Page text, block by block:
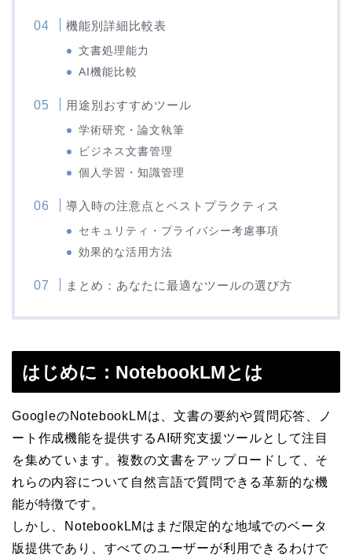
機能別詳細比較表
文書処理能力
AI機能比較
用途別おすすめツール
学術研究・論文執筆
ビジネス文書管理
個人学習・知識管理
導入時の注意点とベストプラクティス
セキュリティ・プライバシー考慮事項
効果的な活用方法
まとめ：あなたに最適なツールの選び方
はじめに：NotebookLMとは
GoogleのNotebookLMは、文書の要約や質問応答、ノ
ート作成機能を提供するAI研究支援ツールとして注目
を集めています。複数の文書をアップロードして、そ
れらの内容について自然言語で質問できる革新的な機
能が特徴です。
しかし、NotebookLMはまだ限定的な地域でのベータ
版提供であり、すべてのユーザーが利用できるわけで